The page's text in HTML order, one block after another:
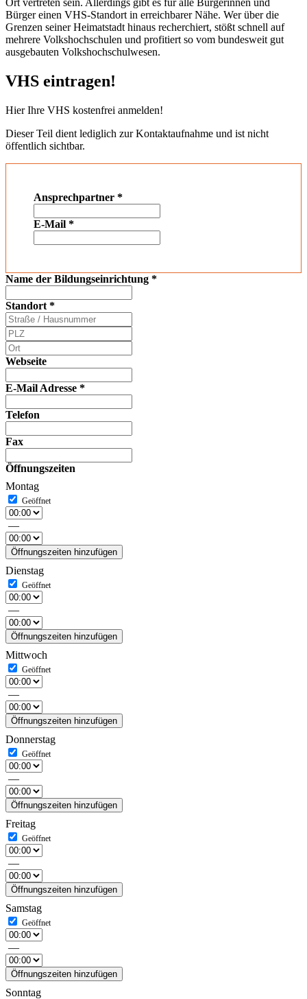
Ort vertreten sein. Allerdings gibt es für alle Bürgerinnen und
Bürger einen VHS-Standort in erreichbarer Nähe. Wer über die
Grenzen seiner Heimatstadt hinaus recherchiert, stößt schnell auf
mehrere Volkshochschulen und profitiert so vom bundesweit gut
ausgebauten Volkshochschulwesen.
VHS eintragen!
Hier Ihre VHS kostenfrei anmelden!
Dieser Teil dient lediglich zur Kontaktaufnahme und ist nicht
öffentlich sichtbar.
Ansprechpartner *
E-Mail *
Name der Bildungseinrichtung *
Standort *
Webseite
E-Mail Adresse *
Telefon
Fax
Öffnungszeiten
Montag
—
Öffnungszeiten hinzufügen
Dienstag
—
Öffnungszeiten hinzufügen
Mittwoch
—
Öffnungszeiten hinzufügen
Donnerstag
—
Öffnungszeiten hinzufügen
Freitag
—
Öffnungszeiten hinzufügen
Samstag
—
Öffnungszeiten hinzufügen
Sonntag